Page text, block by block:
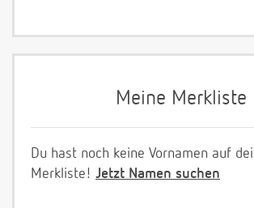
Meine Merkliste
Du hast noch keine Vornamen auf
Merkliste! Jetzt Namen suchen